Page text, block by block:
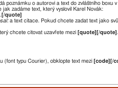
poznámku o autorovi a text do zvláštního boxu
zadáme text, který vyslovil Karel Novák:
[/quote]
a text citace. Pokud chcete zadat text jako
chcete citovat uzavřete mezi [quote][/quote]
(font typu Courier), obklopte text mezi [code][/